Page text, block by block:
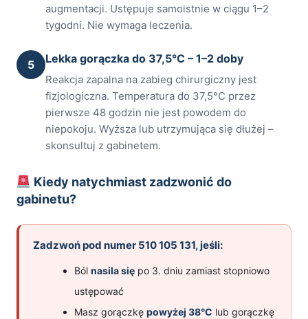
augmentacji. Ustępuje samoistnie w ciągu 1–2
tygodni. Nie wymaga leczenia.
5 Lekka gorączka do 37,5°C – 1–2 doby
Reakcja zapalna na zabieg chirurgiczny jest
fizjologiczna. Temperatura do 37,5°C przez
pierwsze 48 godzin nie jest powodem do
niepokoju. Wyższa lub utrzymująca się dłużej –
skonsultuj z gabinetem.
Kiedy natychmiast zadzwonić do
gabinetu?
Zadzwoń pod numer 510 105 131, jeśli:
Ból nasila się po 3. dniu zamiast stopniowo
ustępować
Masz gorączkę powyżej 38°C lub gorączkę